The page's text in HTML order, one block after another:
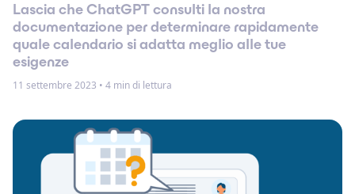
Lascia che ChatGPT consulti la nostra
documentazione per determinare rapidamente
quale calendario si adatta meglio alle tue
esigenze
11 settembre 2023 • 4 min di lettura